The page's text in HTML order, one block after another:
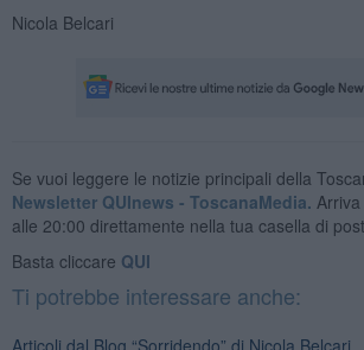
Nicola Belcari
Se vuoi leggere le notizie principali della
Newsletter QUInews - ToscanaMedia.
alle 20:00 direttamente nella tua casella di
Basta cliccare QUI
Ti potrebbe interessare anche:
Articoli dal Blog “Sorridendo” di Nicola Belcari